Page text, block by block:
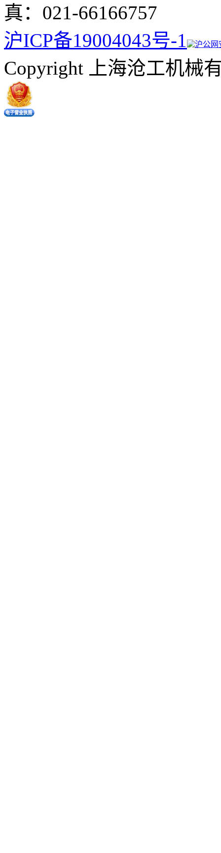
真：021-66166757
沪ICP备19004043号-1
沪公网
Copyright 上海沧工机械